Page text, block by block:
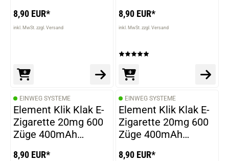
8,90 EUR*
inkl. MwSt. zzgl. Versand
8,90 EUR*
inkl. MwSt. zzgl. Versand
EINWEG SYSTEME
Element Klik Klak E-
Zigarette 20mg 600
Züge 400mAh
8,90 EUR*
EINWEG SYSTEME
Element Klik Klak E-
Zigarette 20mg 600
Züge 400mAh
8,90 EUR*